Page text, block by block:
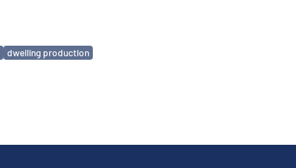
dwelling production